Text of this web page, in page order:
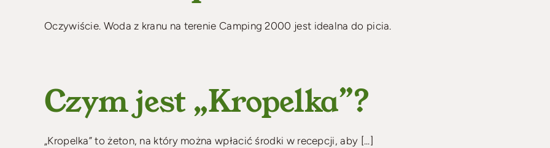
Oczywiście. Woda z kranu na terenie Camping 2000 jest idealna do picia.
Czym jest „Kropelka”?
„Kropelka” to żeton, na który można wpłacić środki w recepcji, aby [...]